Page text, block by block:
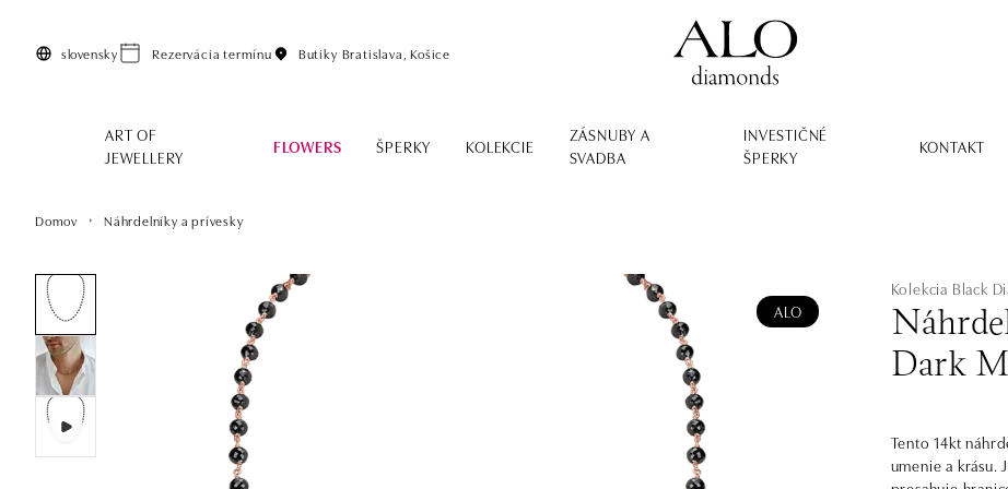
slovensky Rezervácia termínu Butiky Bratislava, Košice
ART OF
JEWELLERY
FLOWERS ŠPERKY KOLEKCIE
ZÁSNUBY A
SVADBA
INVESTIČNÉ
ŠPERKY
KONTAKT
Domov Náhrdelníky a prívesky
ALO
Kolekcia Black
Dark
Tento 14kt
umenie a krásu.